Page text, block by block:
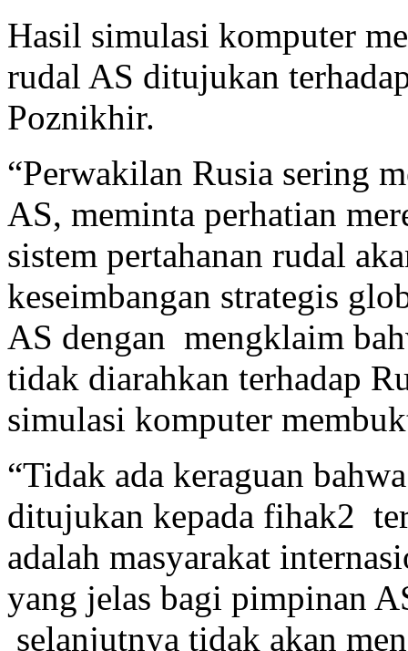
Hasil simulasi komputer
rudal AS ditujukan
Poznikhir.
“Perwakilan Rusia sering
AS, meminta perhatian
sistem pertahanan rudal
keseimbangan strategis
AS dengan mengklaim
tidak diarahkan terhadap
simulasi komputer
“Tidak ada keraguan
ditujukan kepada fihak2
adalah masyarakat
yang jelas bagi pimpinan
selanjutnya tidak akan